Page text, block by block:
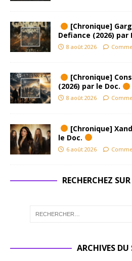
[Chronique]
Defiance (2026)
8 août 2026
[Chronique]
(2026) par le Doc.
8 août 2026
[Chronique]
le Doc.
6 août 2026
RECHERCHEZ
ARCHIVES DU